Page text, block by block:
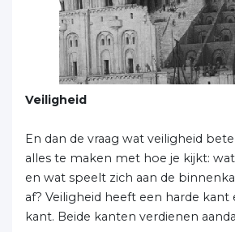
Veiligheid
En dan de vraag wat veiligheid
alles te maken met hoe je kijkt:
en wat speelt zich aan de
af? Veiligheid heeft een harde kant
kant. Beide kanten verdienen